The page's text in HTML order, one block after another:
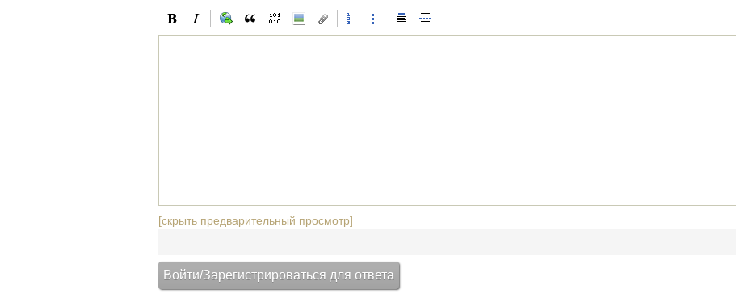
[скрыть предварительный просмотр]